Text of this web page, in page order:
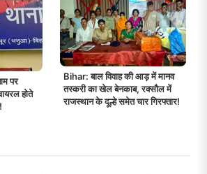
पर
होते
Bihar: बाल विवाह की आड़ में मानव
तस्करी का खेल बेनकाब, रक्सौल में
राजस्थान के दूल्हे समेत चार गिरफ्तार!